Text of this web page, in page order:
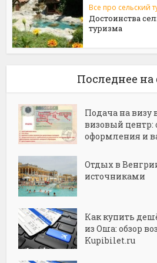
Все про сельский
Достоинства
туризма
Последнее на
Подача на визу
визовый центр:
оформления и
Отдых в
источниками
Как купить
из Оша: обзор
Kupibilet.ru